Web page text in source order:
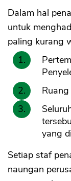
Dalam hal
untuk
paling kurang
yang
Setiap staf
naungan